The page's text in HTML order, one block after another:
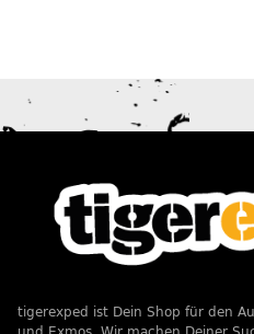
tigerexped ist Dein Shop für den